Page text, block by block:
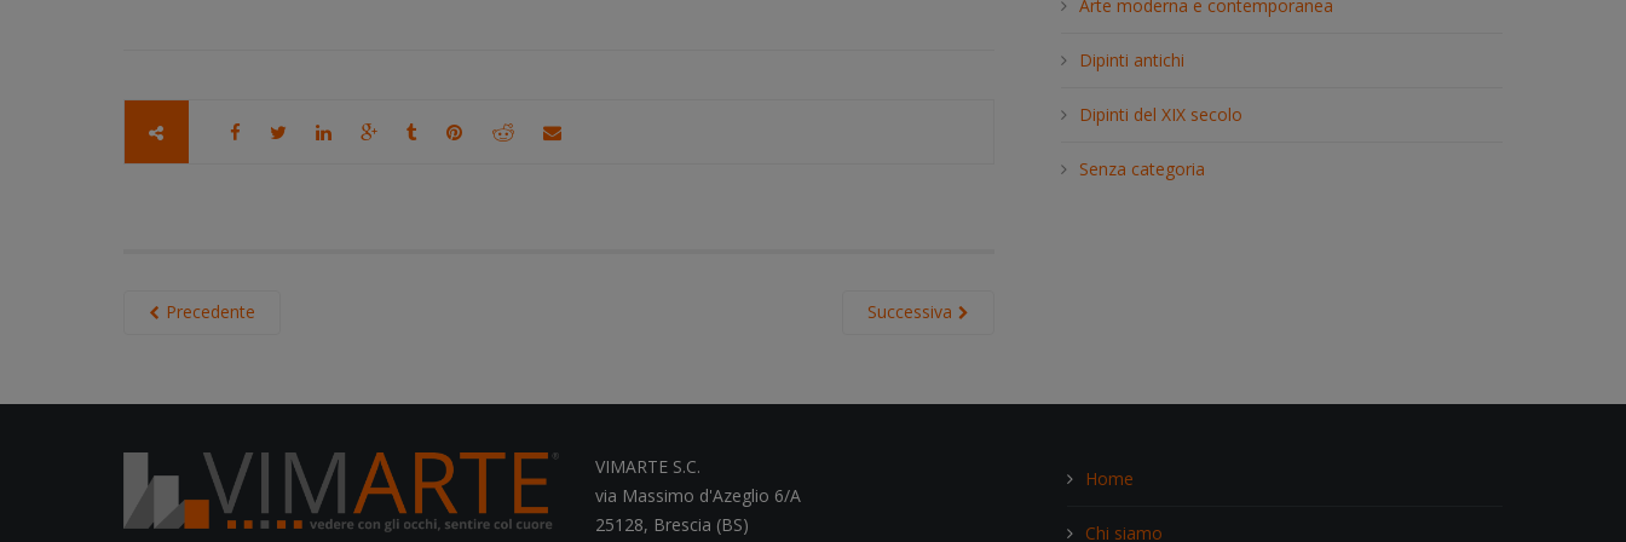
Successiva
Precedente
h
Arte moderna e contemporanea
Dipinti antichi
Dipinti del XIX secolo
Senza categoria
VIMARTE S.C.
via Massimo d'Azeglio 6/A
25128, Brescia (BS)
Home
Chi siamo